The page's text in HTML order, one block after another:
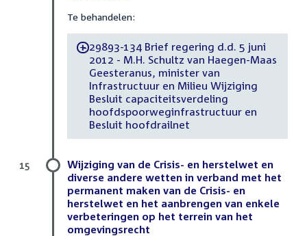
Te behandelen:
-29893-134 Brief regering d.d. 5 juni
2012 - M.H. Schultz van Haegen-Maas
Geesteranus, minister van
Infrastructuur en Milieu Wijziging
Besluit capaciteitsverdeling
hoofdspoorweginfrastructuur en
Besluit hoofdrailnet
Wijziging van de Crisis- en herstelwet en
diverse andere wetten in verband met het
permanent maken van de Crisis- en
herstelwet en het aanbrengen van enkele
verbeteringen op het terrein van het
omgevingsrecht
15